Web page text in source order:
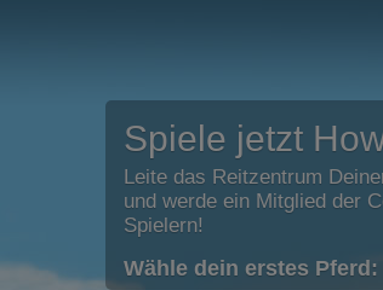
Spiele jetzt
Leite das Reitzentrum
und werde ein Mitglied der
Spielern!
Wähle dein erstes Pferd: